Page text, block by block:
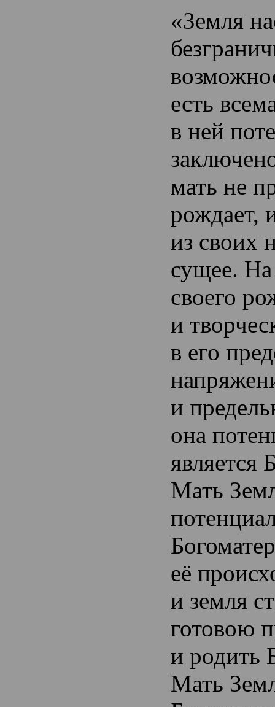
«Земля
есть
в ней
мать не
рождает,
из своих
сущее.
своего
и
в его
и
она
является
Мать
её
и земля
готовою
и родить
Мать